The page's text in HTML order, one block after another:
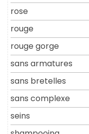
rose
rouge
rouge gorge
sans armatures
sans bretelles
sans complexe
seins